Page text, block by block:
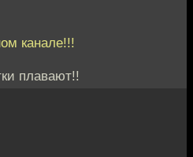
канале!!!
плавают!!